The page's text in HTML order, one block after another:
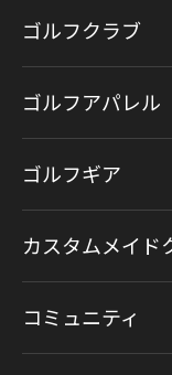
ゴルフクラブ
ゴルフアパレル
ゴルフギア
カスタムメイド
コミュニティ